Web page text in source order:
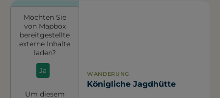
Möchten Sie
von Mapbox
bereitgestellte
externe Inhalte
laden?
Ja
Um diesem
WANDERUNG
Königliche Jagdhütte